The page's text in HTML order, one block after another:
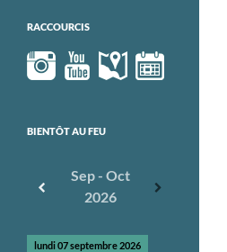
RACCOURCIS
BIENTÔT AU FEU
Sep - Oct
2026
lundi 07 septembre 2026